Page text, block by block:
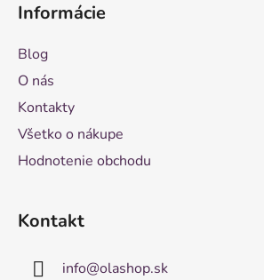
Informácie
Blog
O nás
Kontakty
Všetko o nákupe
Hodnotenie obchodu
Kontakt
info@olashop.sk